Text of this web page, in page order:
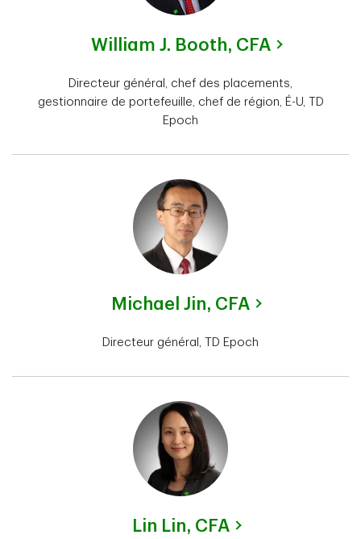
William J. Booth, CFA
Directeur général, chef des placements,
gestionnaire de portefeuille, chef de région, É-U, TD
Epoch
Michael Jin, CFA
Directeur général, TD Epoch
Lin Lin, CFA